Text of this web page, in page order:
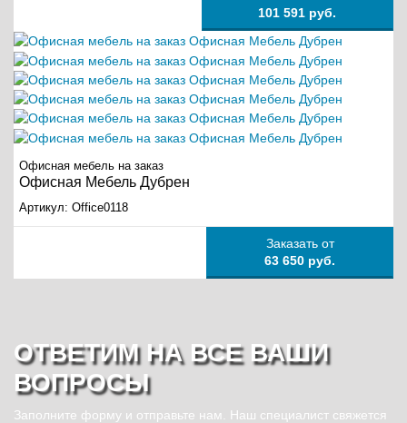
101 591 руб.
Офисная мебель на заказ
Офисная Мебель Дубрен
Артикул: Office0118
Заказать от
63 650 руб.
ОТВЕТИМ НА ВСЕ ВАШИ
ВОПРОСЫ
Заполните форму и отправьте нам. Наш специалист свяжется